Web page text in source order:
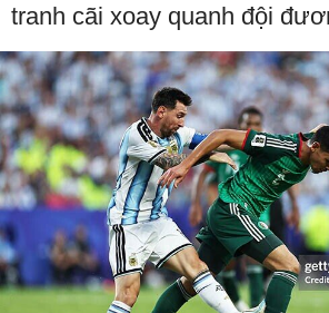
tranh cãi xoay quanh đội